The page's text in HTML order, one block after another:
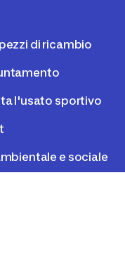
di ricambio
l'usato sportivo
e sociale